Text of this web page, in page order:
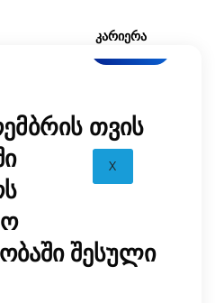
ᲙᲐᲠᲘᲔᲠᲐ
X
ბლოგი
შესული